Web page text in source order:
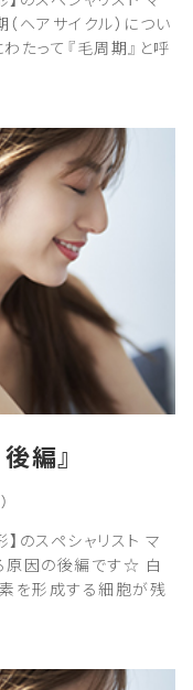
ヘアサイクル）につい
たって『毛周期』と呼
編』
】のスペシャリスト マ
原因の後編です☆ 白
を形成する細胞が残